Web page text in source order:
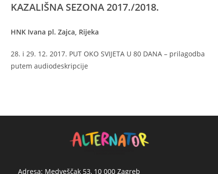
KAZALIŠNA SEZONA 2017./2018.
HNK Ivana pl. Zajca, Rijeka
28. i 29. 12. 2017. PUT OKO SVIJETA U 80 DANA – prilagodba
putem audiodeskripcije
Adresa: Medveščak 53, 10 000 Zagreb